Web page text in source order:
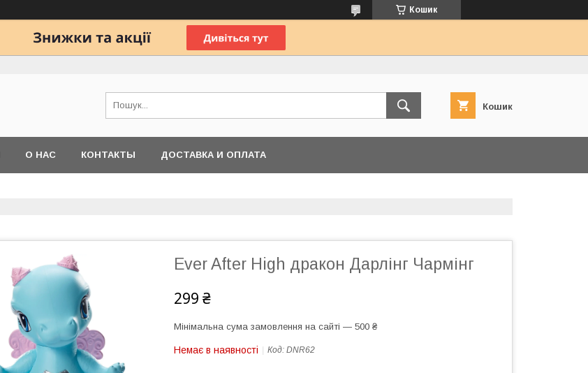
Кошик
Кошик
О НАС КОНТАКТЫ ДОСТАВКА И ОПЛАТА
Ever After High дракон Дарлінг Чармінг
299 ₴
Мінімальна сума замовлення на сайті — 500 ₴
Немає в наявності Код: DNR62